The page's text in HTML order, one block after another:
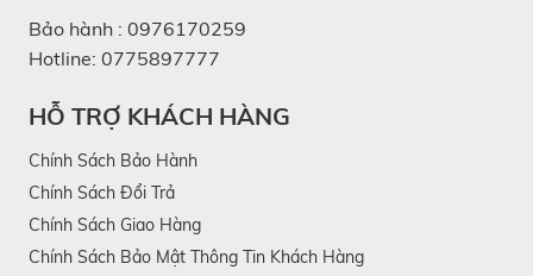
Bảo hành : 0976170259
Hotline: 0775897777
HỖ TRỢ KHÁCH HÀNG
Chính Sách Bảo Hành
Chính Sách Đổi Trả
Chính Sách Giao Hàng
Chính Sách Bảo Mật Thông Tin Khách Hàng